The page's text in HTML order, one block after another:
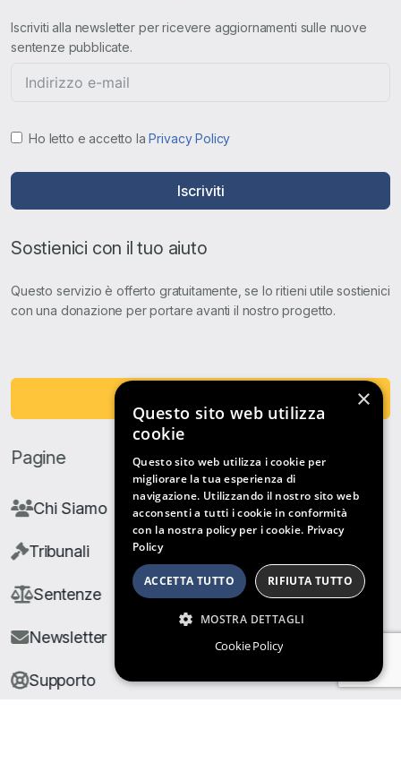
Iscriviti alla newsletter per ricevere aggiornamenti sulle nuove
sentenze pubblicate.
Ho letto e accetto laPrivacy Policy
Iscriviti
Sostienici con il tuo aiuto
Questo servizio è offerto gratuitamente, se lo ritieni utile sostienici
con una donazione per portare avanti il nostro progetto.
Pagine
Chi Siamo
Tribunali
Sentenze
Newsletter
Supporto
×
Questo sito web utilizza
cookie
Questo sito web utilizza i cookie per
migliorare la tua esperienza di
navigazione. Utilizzando il nostro sito web
acconsenti a tutti i cookie in conformità
con la nostra policy per i cookie. Privacy
Policy
ACCETTA TUTTO RIFIUTA TUTTO
MOSTRA DETTAGLI
Cookie Policy